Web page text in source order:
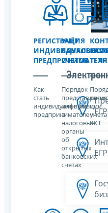
РЕГИСТРАЦИЯ
ПРЕДПРИНИМАТЕЛЯ
Как
стать
индивидуальным
предпринимателем
УЧЁТ
СЧЕТОВ
Порядок
представления
информации
в
налоговые
органы
об
открытых
банковских
счетах
и
учета
ККТ